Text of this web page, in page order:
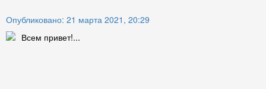
Опубликовано: 21 марта 2021, 20:29
Всем привет!...